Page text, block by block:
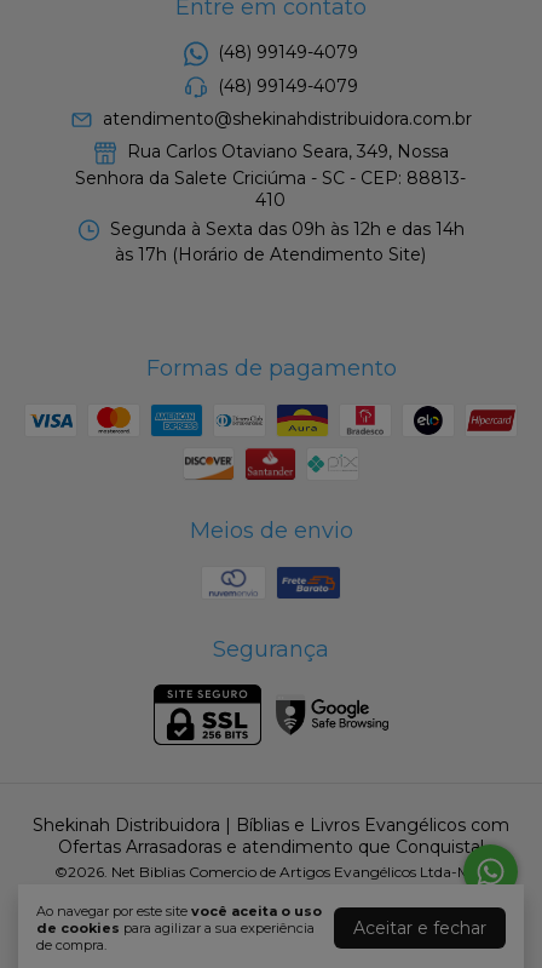
Ao navegar por este site você aceita o uso
de cookies para agilizar a sua experiência
de compra.
Aceitar e fechar
Entre em contato
(48) 99149-4079
(48) 99149-4079
atendimento@shekinahdistribuidora.com.br
Rua Carlos Otaviano Seara, 349, Nossa
Senhora da Salete Criciúma - SC - CEP: 88813-
410
Segunda à Sexta das 09h às 12h e das 14h
às 17h (Horário de Atendimento Site)
Formas de pagamento
Meios de envio
Segurança
Shekinah Distribuidora | Bíblias e Livros Evangélicos com
Ofertas Arrasadoras e atendimento que Conquista!
©2026. Net Biblias Comercio de Artigos Evangélicos Ltda-Me -